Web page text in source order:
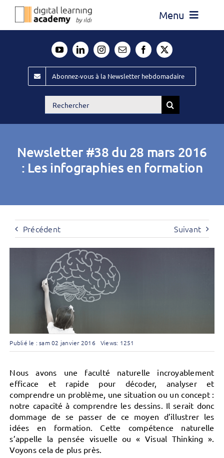
Passer
Menu
Évènements ILDI
Offres d’emploi
Publiez
Abonnez-vous à la Newsletter hebdomadaire
Rechercher:
Newsletter #38 du 28 mars 2016
: Les infographies en formation
Précédent Suivant
Publié le : sam 02 janvier 2016 Views: 1251
Nous avons une faculté naturelle incroyablement
efficace et rapide pour décoder, analyser et
comprendre un problème, une situation ou un concept :
notre capacité à comprendre les dessins. Il serait donc
dommage de se passer de ce moyen d’illustrer les
idées en formation.
Cette compétence naturelle
s’appelle la pensée visuelle ou « Visual Thinking ».
Voyons cela de plus près.